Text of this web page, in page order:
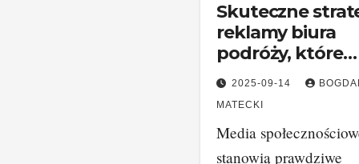
Skuteczne
reklamy biura
podróży, które
przyciągną
2025-09-14
MATECKI
Media
stanowią prawdziwe